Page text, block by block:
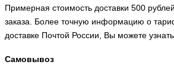
Примерная стоимость доставки 500
заказа. Более точную информацию о
доставке Почтой России, Вы можете узнать
Самовывоз